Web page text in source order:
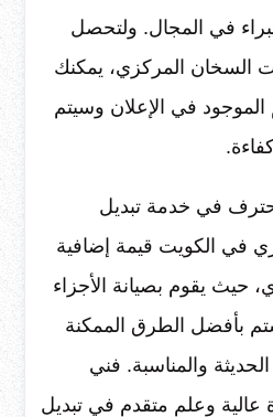
في المجال. ولتحصل
السخان المركزي، يمكنك
الموجود في الإعلان وسيتم
في خدمة تبديل
في الكويت قيمة إضافية
حيث يقوم بصيانة الأجزاء
بأفضل الطرق الممكنة
والمناسبة. فني
عالية وعلم متقدم في تبديل